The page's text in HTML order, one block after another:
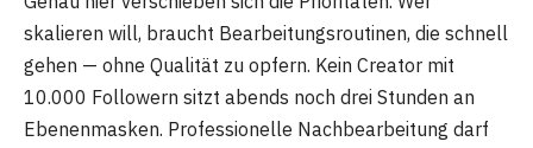
skalieren will, braucht Bearbeitungsroutinen, die schnell
gehen — ohne Qualität zu opfern. Kein Creator mit
10.000 Followern sitzt abends noch drei Stunden an
Ebenenmasken. Professionelle Nachbearbeitung darf